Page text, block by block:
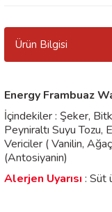
Ürün Bilgisi
Energy Frambuaz
İçindekiler : Şeker,
Peyniraltı Suyu
Vericiler ( Vanilin,
(Antosiyanin)
Alerjen Uyarısı : Süt